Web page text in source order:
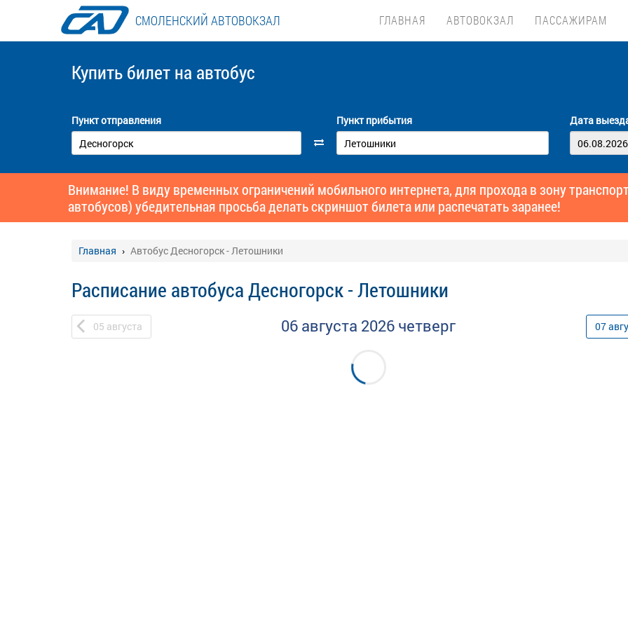
СМОЛЕНСКИЙ АВТОВОКЗАЛ ГЛАВНАЯ АВТОВОКЗАЛ ПАССАЖИРАМ
Купить билет на автобус
Пункт отправления Пункт прибытия Дата
Внимание! В виду временных ограничений мобильного интернета, для прохода в зону
автобусов) убедительная просьба делать скриншот билета или распечатать заранее!
Главная Автобус Десногорск - Летошники
Расписание автобуса Десногорск - Летошники
05 августа 06 августа 2026 четверг 07